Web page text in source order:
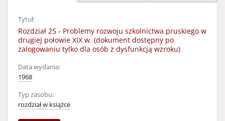
Tytuł:
Rozdział 25 - Problemy rozwoju szkolnictwa pruskiego w
drugiej połowie XIX w. (dokument dostępny po
zalogowaniu tylko dla osób z dysfunkcją wzroku)
Data wydania:
1968
Typ zasobu:
rozdział w książce